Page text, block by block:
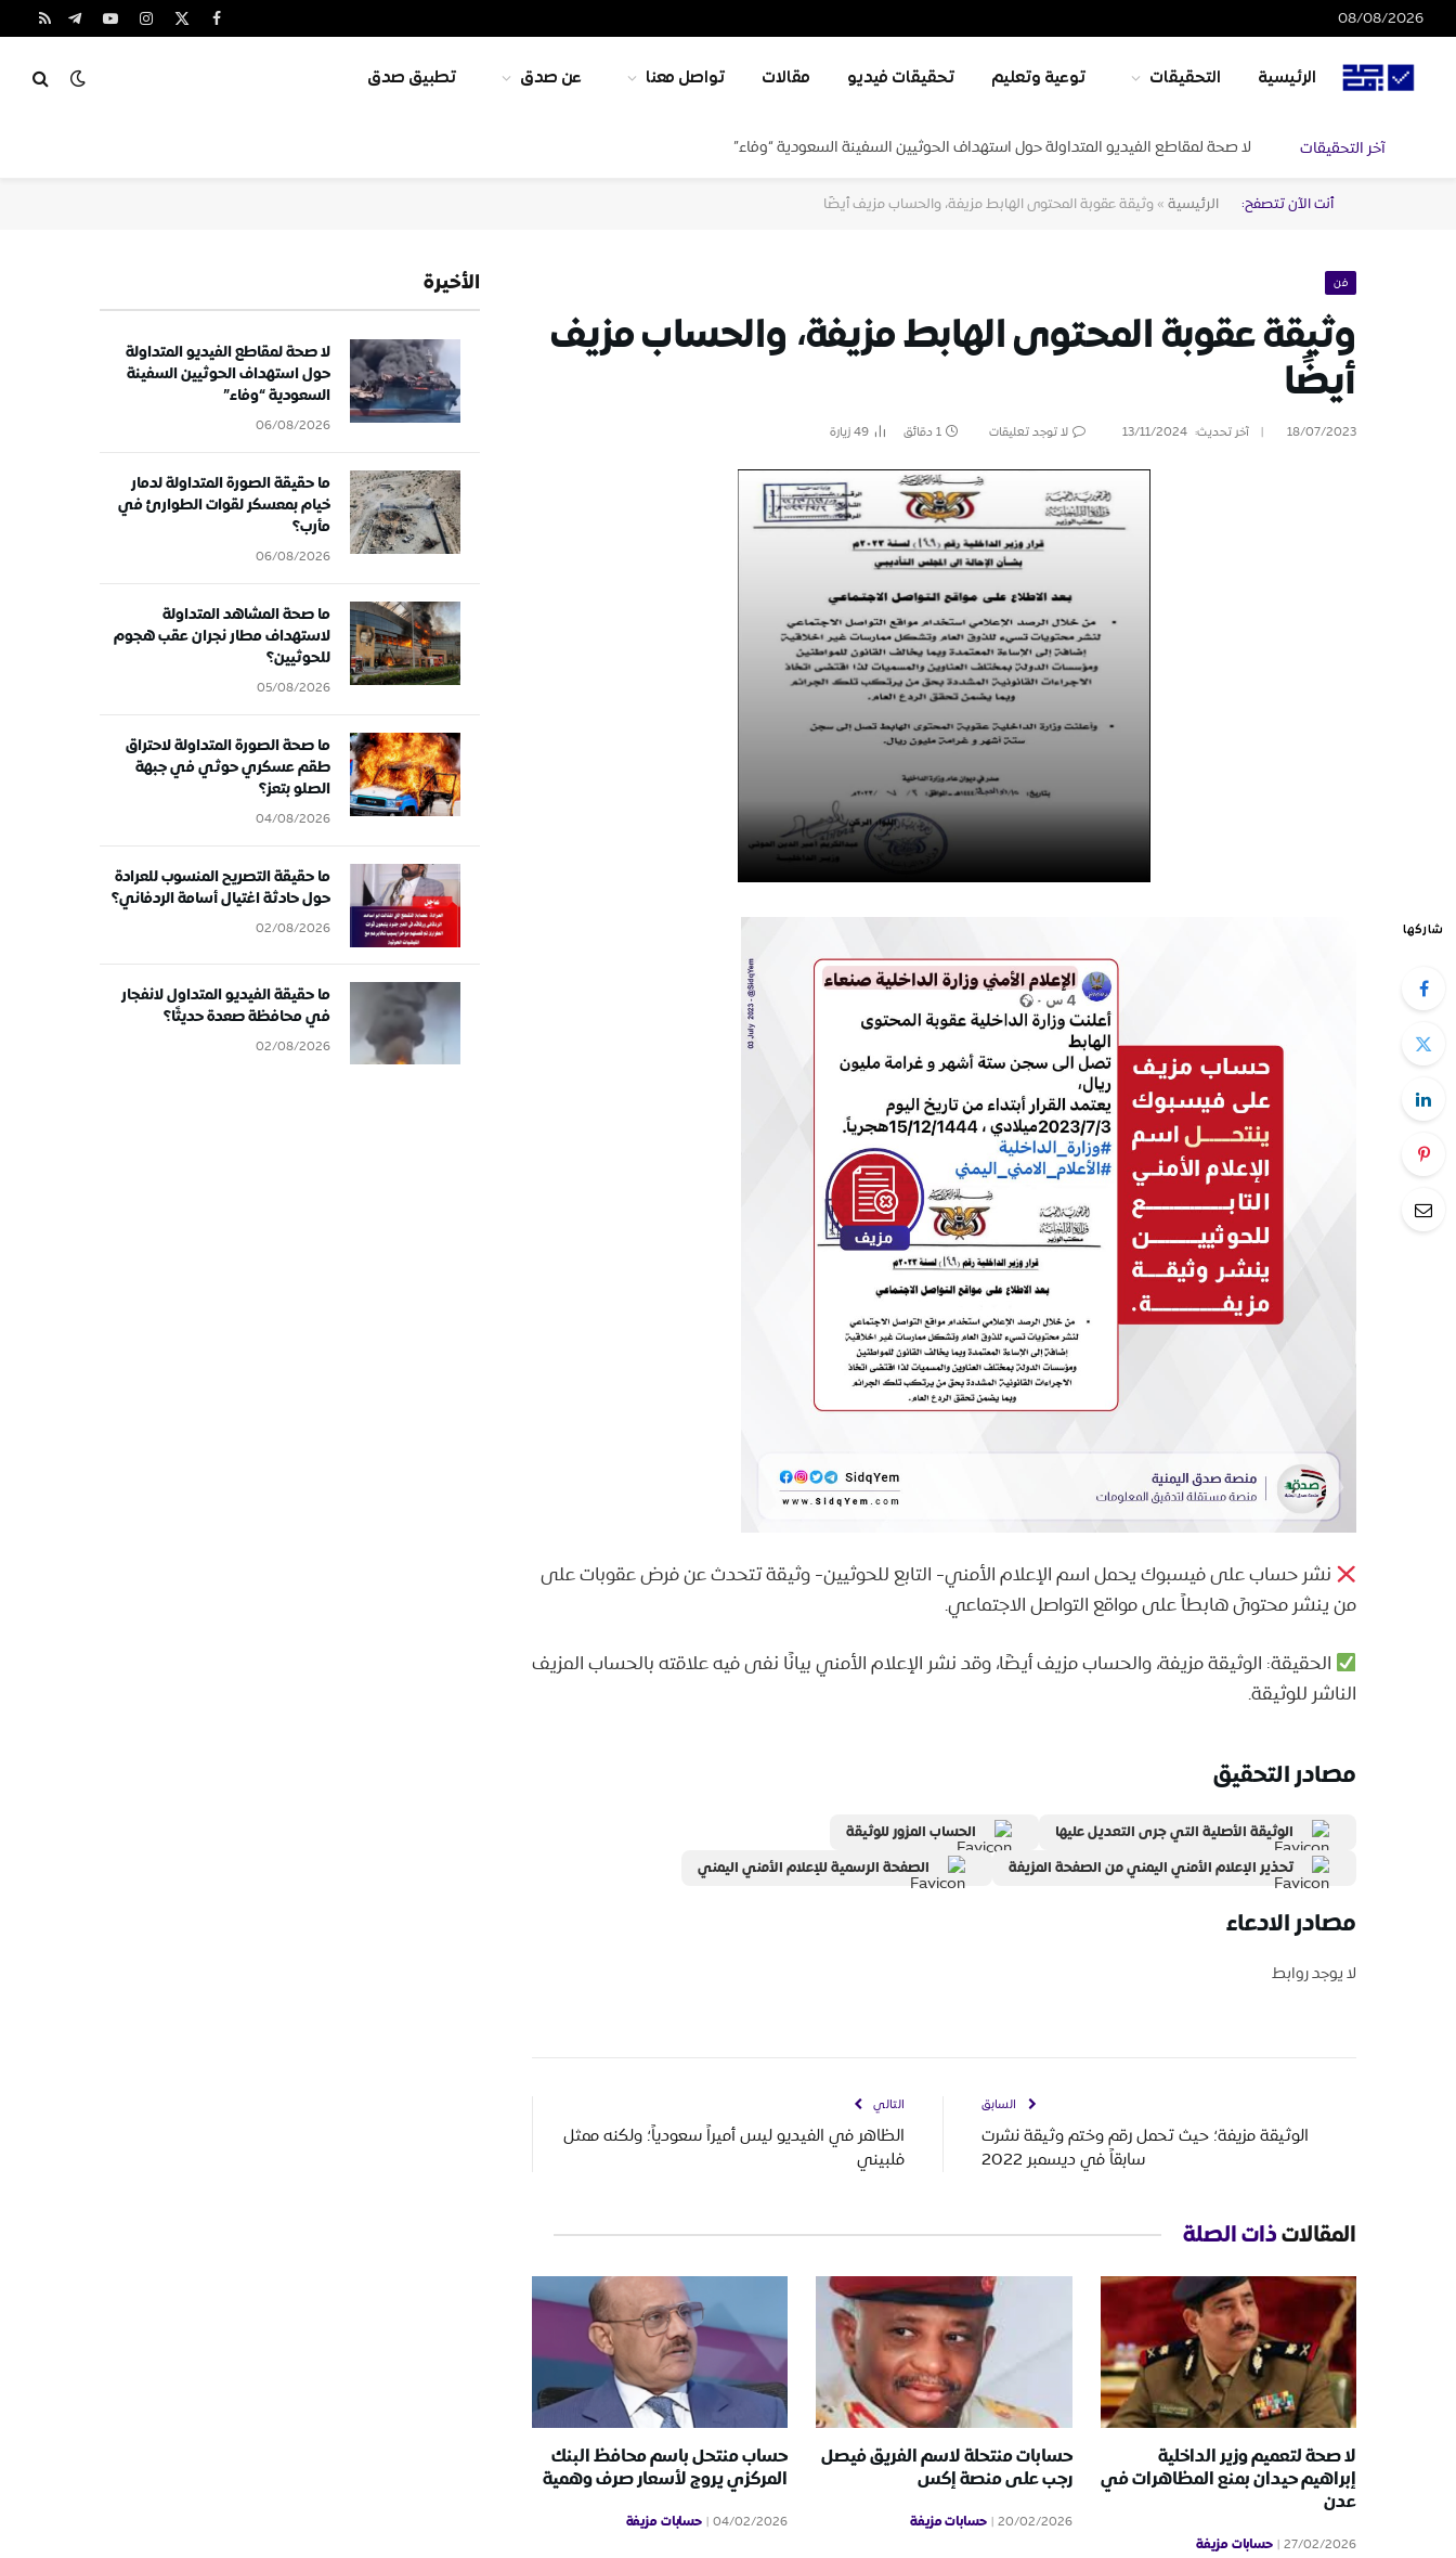
08/08/2026 فيسبوك
X
الانستغراميوتيوبتيلقرامRSS
الرئيسية التحقيقات توعية وتعليم تحقيقات فيديو مقالات تواصل معنا عن صدق تطبيق صدق
آخر التحقيقات لا صحة لمقاطع الفيديو المتداولة حول استهداف الحوثيين السفينة السعودية “وفاء”
أنت الآن تتصفح: الرئيسية»وثيقة عقوبة المحتوى الهابط مزيفة، والحساب مزيف أيضًا
فن
وثيقة عقوبة المحتوى الهابط مزيفة، والحساب مزيف
أيضًا
18/07/2023 آخر تحديث: 13/11/2024 لا توجد تعليقات 1 دقائق 49زيارة
شاركها
نشر حساب على فيسبوك يحمل اسم الإعلام الأمني- التابع للحوثيين- وثيقة تتحدث عن فرض عقوبات على
من ينشر محتوىً هابطاً على مواقع التواصل الاجتماعي.
الحقيقة: الوثيقة مزيفة، والحساب مزيف أيضًا، وقد نشر الإعلام الأمني بيانًا نفى فيه علاقته بالحساب المزيف
الناشر للوثيقة.
مصادر التحقيق
الوثيقة الأصلية التي جرى التعديل عليها
الحساب المزور للوثيقة
تحذير الإعلام الأمني اليمني من الصفحة المزيفة
الصفحة الرسمية للإعلام الأمني اليمني
مصادر الادعاء
لا يوجد روابط
السابق
الوثيقة مزيفة؛ حيث تحمل رقم وختم وثيقة نشرت
سابقاً في ديسمبر 2022
التالي
الظاهر في الفيديو ليس أميراً سعودياً؛ ولكنه ممثل
فلبيني
المقالاتذات الصلة
لا صحة لتعميم وزير الداخلية
إبراهيم حيدان بمنع المظاهرات في
عدن
27/02/2026 حسابات مزيفة
حسابات منتحلة لاسم الفريق فيصل
رجب على منصة إكس
20/02/2026 حسابات مزيفة
حساب منتحل باسم محافظ البنك
المركزي يروج لأسعار صرف وهمية
04/02/2026 حسابات مزيفة
الأخيرة
لا صحة لمقاطع الفيديو المتداولة
حول استهداف الحوثيين السفينة
السعودية “وفاء”
06/08/2026
ما حقيقة الصورة المتداولة لدمار
خيام بمعسكر لقوات الطوارئ في
مأرب؟
06/08/2026
ما صحة المشاهد المتداولة
لاستهداف مطار نجران عقب هجوم
للحوثيين؟
05/08/2026
ما صحة الصورة المتداولة لاحتراق
طقم عسكري حوثي في جبهة
الصلو بتعز؟
04/08/2026
ما حقيقة التصريح المنسوب للعرادة
حول حادثة اغتيال أسامة الردفاني؟
02/08/2026
ما حقيقة الفيديو المتداول لانفجار
في محافظة صعدة حديثًا؟
02/08/2026